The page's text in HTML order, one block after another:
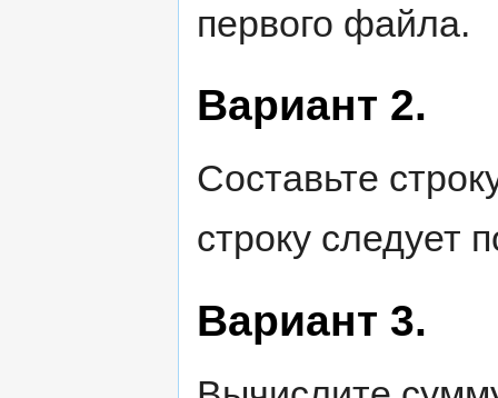
первого файла.
Вариант 2.
Составьте
строку следует
Вариант 3.